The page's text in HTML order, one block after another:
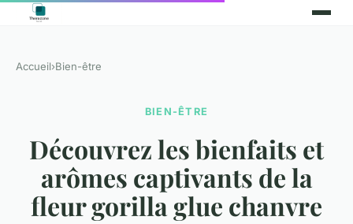
Accueil›Bien-être
BIEN-ÊTRE
Découvrez les bienfaits et
arômes captivants de la
fleur gorilla glue chanvre